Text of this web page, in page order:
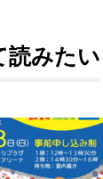
読みたい